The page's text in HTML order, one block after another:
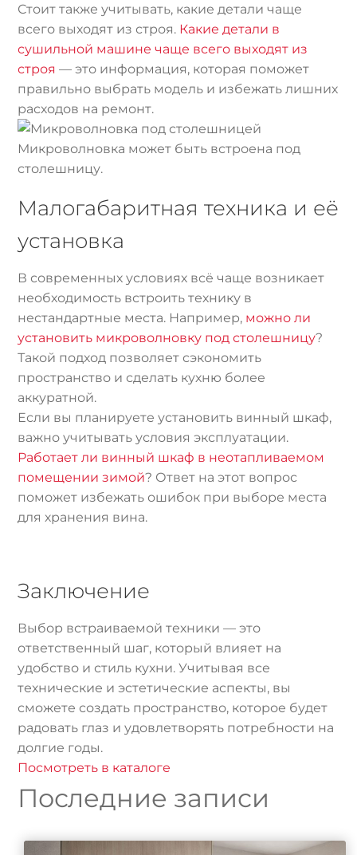
Стоит также учитывать, какие детали чаще
всего выходят из строя. Какие детали в
сушильной машине чаще всего выходят из
строя — это информация, которая поможет
правильно выбрать модель и избежать лишних
расходов на ремонт.
Микроволновка может быть встроена под
столешницу.
Малогабаритная техника и её
установка
В современных условиях всё чаще возникает
необходимость встроить технику в
нестандартные места. Например, можно ли
установить микроволновку под столешницу?
Такой подход позволяет сэкономить
пространство и сделать кухню более
аккуратной.
Если вы планируете установить винный шкаф,
важно учитывать условия эксплуатации.
Работает ли винный шкаф в неотапливаемом
помещении зимой? Ответ на этот вопрос
поможет избежать ошибок при выборе места
для хранения вина.
Заключение
Выбор встраиваемой техники — это
ответственный шаг, который влияет на
удобство и стиль кухни. Учитывая все
технические и эстетические аспекты, вы
сможете создать пространство, которое будет
радовать глаз и удовлетворять потребности на
долгие годы.
Посмотреть в каталоге
Последние записи